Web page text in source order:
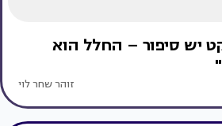
יש סיפור – החלל הוא
זוהר שחר לוי